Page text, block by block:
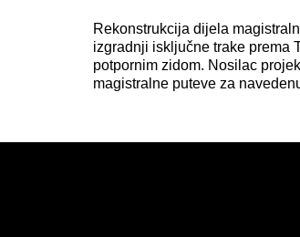
Rekonstrukcija dijela
izgradnji isključne trake prema
potpornim zidom. Nosilac
magistralne puteve za